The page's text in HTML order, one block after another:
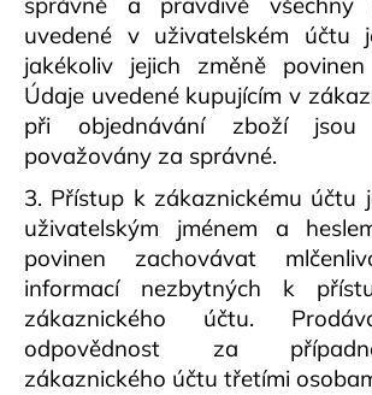
uvedené v uživatelském účtu
jakékoliv jejich změně
Údaje uvedené kupujícím v
při objednávání zboží jsou
považovány za správné.
3. Přístup k zákaznickému účtu
uživatelským jménem a
povinen zachovávat
informací nezbytných k
zákaznického účtu.
odpovědnost za
zákaznického účtu třetími